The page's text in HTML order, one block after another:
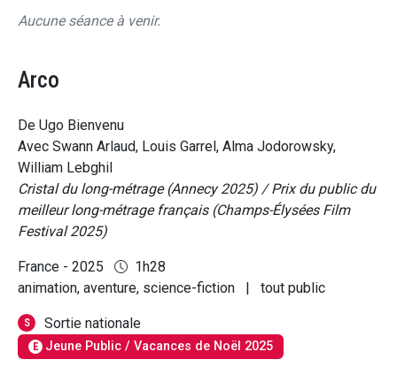
Aucune séance à venir.
Arco
De Ugo Bienvenu
Avec Swann Arlaud, Louis Garrel, Alma Jodorowsky,
William Lebghil
Cristal du long-métrage (Annecy 2025) / Prix du public du
meilleur long-métrage français (Champs-Élysées Film
Festival 2025)
France - 2025
1h28
animation, aventure, science-fiction
| tout public
S Sortie nationale
E Jeune Public / Vacances de Noël 2025